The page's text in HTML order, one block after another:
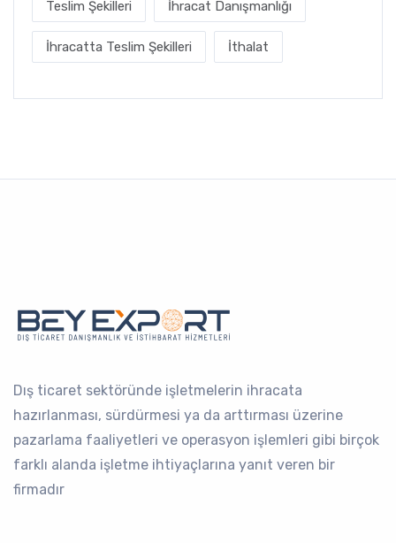
Teslim Şekilleri İhracat Danışmanlığı
İhracatta Teslim Şekilleri İthalat
Dış ticaret sektöründe işletmelerin ihracata
hazırlanması, sürdürmesi ya da arttırması üzerine
pazarlama faaliyetleri ve operasyon işlemleri gibi birçok
farklı alanda işletme ihtiyaçlarına yanıt veren bir
firmadır